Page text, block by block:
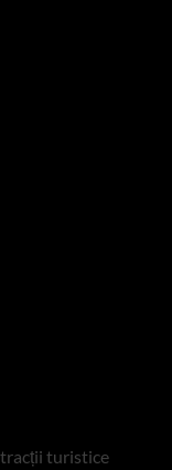
turistice